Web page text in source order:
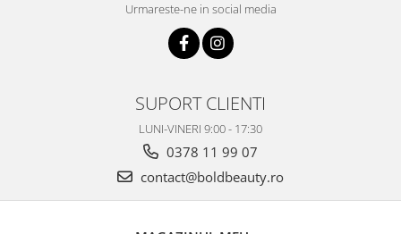
Urmareste-ne in social media
SUPORT CLIENTI
LUNI-VINERI 9:00 - 17:30
0378 11 99 07
contact@boldbeauty.ro